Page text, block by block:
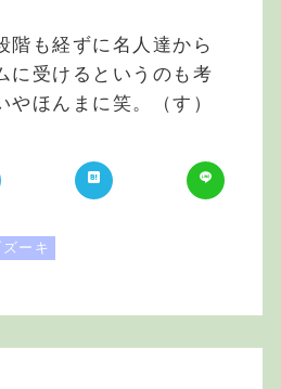
階も経ずに名人達から
に受けるというのも考
やほんまに笑。（す）
ーキ